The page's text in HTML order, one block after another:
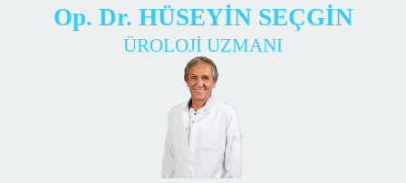
Op. Dr. HÜSEYİN SEÇGİN
ÜROLOJİ UZMANI